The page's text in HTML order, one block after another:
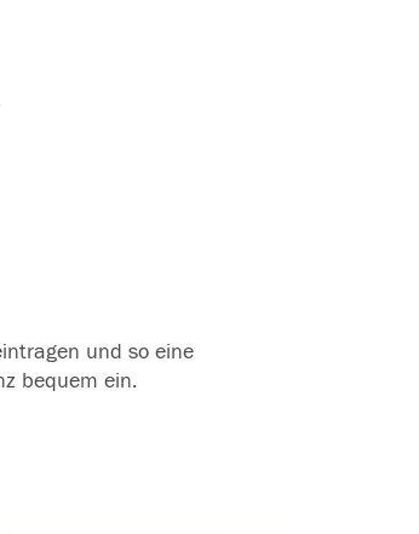
und so eine
bequem ein.